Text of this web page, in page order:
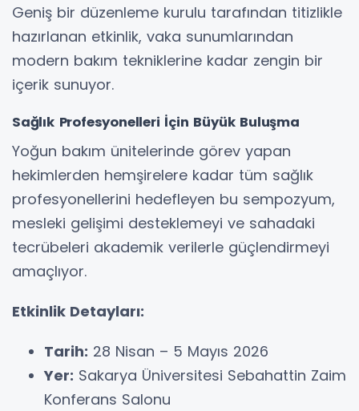
Geniş bir düzenleme kurulu tarafından titizlikle
hazırlanan etkinlik, vaka sunumlarından
modern bakım tekniklerine kadar zengin bir
içerik sunuyor.
​Sağlık Profesyonelleri İçin Büyük Buluşma
​Yoğun bakım ünitelerinde görev yapan
hekimlerden hemşirelere kadar tüm sağlık
profesyonellerini hedefleyen bu sempozyum,
mesleki gelişimi desteklemeyi ve sahadaki
tecrübeleri akademik verilerle güçlendirmeyi
amaçlıyor.
Etkinlik Detayları:
Tarih: 28 Nisan – 5 Mayıs 2026
Yer: Sakarya Üniversitesi Sebahattin Zaim
Konferans Salonu